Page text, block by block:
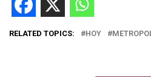
RELATED TOPICS: HOY